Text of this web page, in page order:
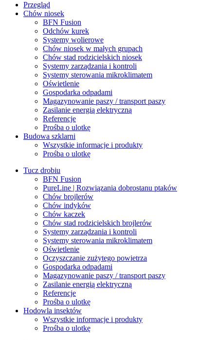
Przegląd
Chów niosek
BFN Fusion
Odchów kurek
Systemy wolierowe
Chów niosek w małych grupach
Chów stad rodzicielskich niosek
Systemy zarządzania i kontroli
Systemy sterowania mikroklimatem
Oświetlenie
Gospodarka odpadami
Magazynowanie paszy / transport paszy
Zasilanie energią elektryczną
Referencje
Prośba o ulotkę
Budowa szklarni
Wszystkie informacje i produkty
Prośba o ulotkę
Tucz drobiu
BFN Fusion
PureLine | Rozwiązania dobrostanu ptaków
Chów brojlerów
Chów indyków
Chów kaczek
Chów stad rodzicielskich brojlerów
Systemy zarządzania i kontroli
Systemy sterowania mikroklimatem
Oświetlenie
Oczyszczanie zużytego powietrza
Gospodarka odpadami
Magazynowanie paszy / transport paszy
Zasilanie energią elektryczną
Referencje
Prośba o ulotkę
Hodowla insektów
Wszystkie informacje i produkty
Prośba o ulotkę